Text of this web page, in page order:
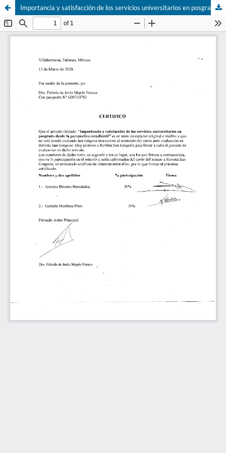
Importancia y satisfacción de los servicios universitarios en posgrado desde la perspectiva estudiantil